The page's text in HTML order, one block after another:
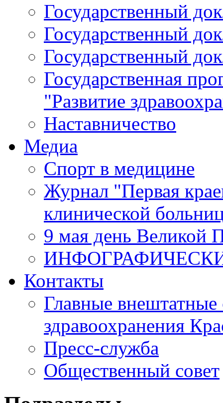
Государственный
Государственный
Государственный
Государственная
"Развитие
Наставничество
Медиа
Спорт в медицине
Журнал "Первая
клинической
9 мая день Великой
Контакты
Главные внештатные
здравоохранения
Пресс-служба
Общественный совет